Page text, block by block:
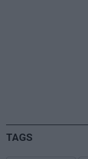
TAGS